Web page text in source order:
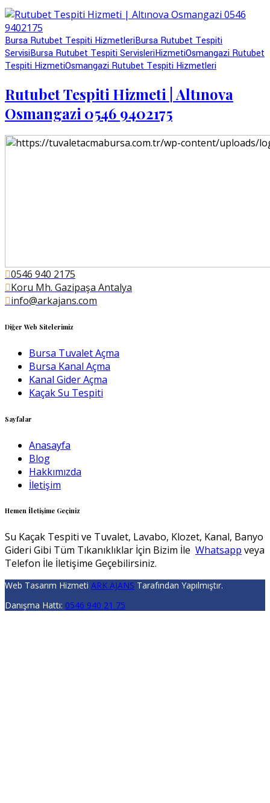
Bursa Rutubet Tespiti HizmetleriBursa Rutubet Tespiti
ServisiBursa Rutubet Tespiti ServisleriHizmetiOsmangazi Rutubet
Tespiti HizmetiOsmangazi Rutubet Tespiti Hizmetleri
Rutubet Tespiti Hizmeti | Altınova
Osmangazi 0546 9402175
0546 940 2175
Koru Mh. Gazipaşa Antalya
info@arkajans.com
Diğer Web Sitelerimiz
Bursa Tuvalet Açma
Bursa Kanal Açma
Kanal Gider Açma
Kaçak Su Tespiti
Sayfalar
Anasayfa
Blog
Hakkımızda
İletişim
Hemen İletişime Geçiniz
Su Kaçak Tespiti ve Tuvalet, Lavabo, Klozet, Kanal, Banyo
Gideri Gibi Tüm Tıkanıklıklar İçin Bizim İle Whatsapp veya
Telefon İle İletişime Geçebilirsiniz.
Web Tasarım Hizmeti ARK AJANS Tarafından Yapılmıştır.
Danışma Hattı: 0546 940 21 75